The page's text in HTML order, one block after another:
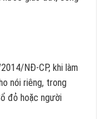
NĐ-CP, khi làm
nói riêng, trong
đỏ hoặc người